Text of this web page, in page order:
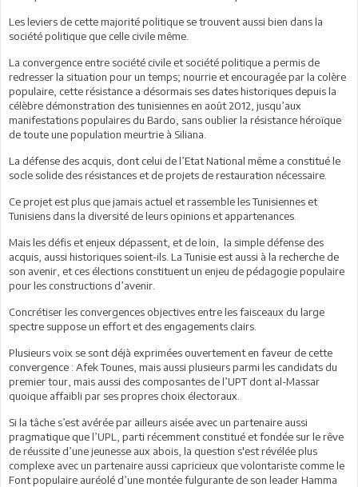
Les leviers de cette majorité politique se trouvent aussi bien dans la
société politique que celle civile même.
La convergence entre société civile et société politique a permis de
redresser la situation pour un temps; nourrie et encouragée par la colère
populaire, cette résistance a désormais ses dates historiques depuis la
célèbre démonstration des tunisiennes en août 2012, jusqu’aux
manifestations populaires du Bardo, sans oublier la résistance héroïque
de toute une population meurtrie à Siliana.
La défense des acquis, dont celui de l’Etat National même a constitué le
socle solide des résistances et de projets de restauration nécessaire.
Ce projet est plus que jamais actuel et rassemble les Tunisiennes et
Tunisiens dans la diversité de leurs opinions et appartenances.
Mais les défis et enjeux dépassent, et de loin, la simple défense des
acquis, aussi historiques soient-ils. La Tunisie est aussi à la recherche de
son avenir, et ces élections constituent un enjeu de pédagogie populaire
pour les constructions d’avenir.
Concrétiser les convergences objectives entre les faisceaux du large
spectre suppose un effort et des engagements clairs.
Plusieurs voix se sont déjà exprimées ouvertement en faveur de cette
convergence : Afek Tounes, mais aussi plusieurs parmi les candidats du
premier tour, mais aussi des composantes de l’UPT dont al-Massar
quoique affaibli par ses propres choix électoraux.
Si la tâche s’est avérée par ailleurs aisée avec un partenaire aussi
pragmatique que l’UPL, parti récemment constitué et fondée sur le rêve
de réussite d’une jeunesse aux abois, la question s'est révélée plus
complexe avec un partenaire aussi capricieux que volontariste comme le
Font populaire auréolé d’une montée fulgurante de son leader Hamma